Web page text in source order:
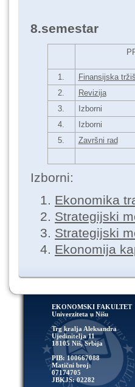
8.semestar
1.
Finansijska
2.
Revizija
3.
Izborni
4.
Izborni
5.
Završni rad
Izborni:
Ekonomika
Strategijski
Strategijski
Ekonomija
EKONOMSKI FAKULTET
Univerziteta u Nišu
Trg kralja Aleksandra
Ujedinitelja 11
18105 Niš, Srbija
PIB: 100667088
Matični broj:
07174705
JBKJS: 02282